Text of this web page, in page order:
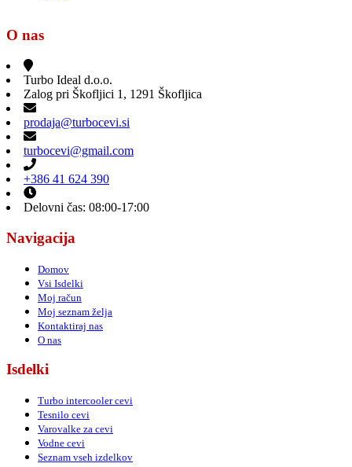
O nas
Turbo Ideal d.o.o.
Zalog pri Škofljici 1, 1291 Škofljica
prodaja@turbocevi.si
turbocevi@gmail.com
+386 41 624 390
Delovni čas: 08:00-17:00
Navigacija
Domov
Vsi Isdelki
Moj račun
Moj seznam želja
Kontaktiraj nas
O nas
Isdelki
Turbo intercooler cevi
Tesnilo cevi
Varovalke za cevi
Vodne cevi
Seznam vseh izdelkov